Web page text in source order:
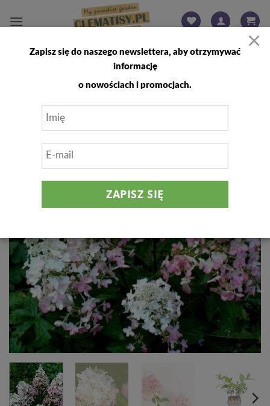
FILTRUJ
×
Zapisz się do naszego newslettera, aby otrzymywać
informację
o nowościach i promocjach.